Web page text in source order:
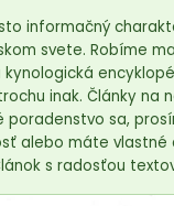
informačný
svete. Robíme
inak. Články na
sa,
alebo máte
s radosťou